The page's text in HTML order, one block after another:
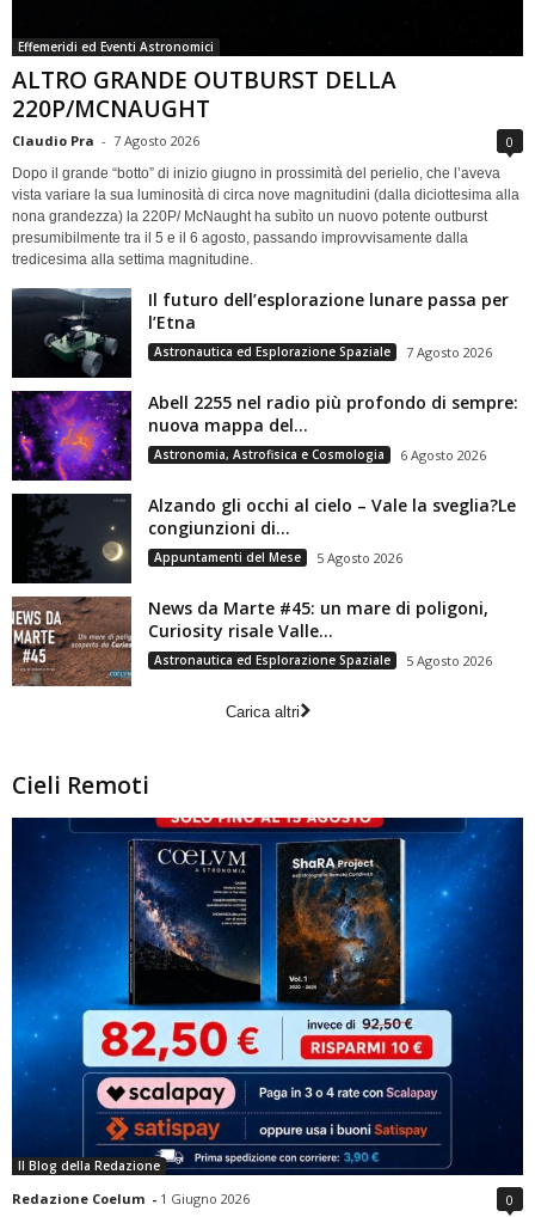
Effemeridi ed Eventi Astronomici
ALTRO GRANDE OUTBURST DELLA
220P/MCNAUGHT
Claudio Pra - 7 Agosto 2026 0
Dopo il grande “botto” di inizio giugno in prossimità del perielio, che l’aveva
vista variare la sua luminosità di circa nove magnitudini (dalla diciottesima alla
nona grandezza) la 220P/ McNaught ha subìto un nuovo potente outburst
presumibilmente tra il 5 e il 6 agosto, passando improvvisamente dalla
tredicesima alla settima magnitudine.
Il futuro dell’esplorazione lunare passa per
l’Etna
Astronautica ed Esplorazione Spaziale 7 Agosto 2026
Abell 2255 nel radio più profondo di sempre:
nuova mappa del...
Astronomia, Astrofisica e Cosmologia 6 Agosto 2026
Alzando gli occhi al cielo – Vale la sveglia?Le
congiunzioni di...
Appuntamenti del Mese 5 Agosto 2026
News da Marte #45: un mare di poligoni,
Curiosity risale Valle...
Astronautica ed Esplorazione Spaziale 5 Agosto 2026
Carica altri
Cieli Remoti
Il Blog della Redazione
Redazione Coelum - 1 Giugno 2026 0